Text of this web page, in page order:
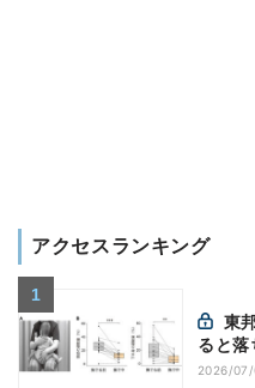
アクセスランキング
ると落
2026/